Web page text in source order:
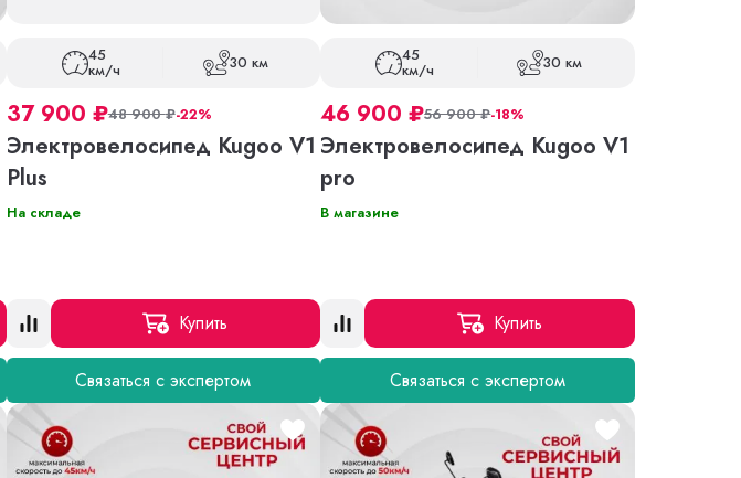
45
км/ч 30 км
37 900 ₽48 900₽-22%
Электровелосипед Kugoo V1
Plus
На складе
Купить
Связаться с экспертом
45
км/ч 30 км
46 900₽56 900₽-18%
Электровелосипед Kugoo V1
pro
В магазине
Купить
Связаться с экспертом